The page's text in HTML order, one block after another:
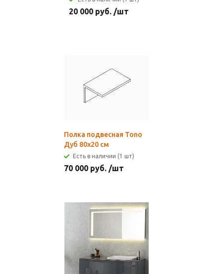
20 000 руб. /шт
Полка подвесная Tono
Дуб 80х20 см
Есть в наличии (1 шт)
70 000 руб. /шт